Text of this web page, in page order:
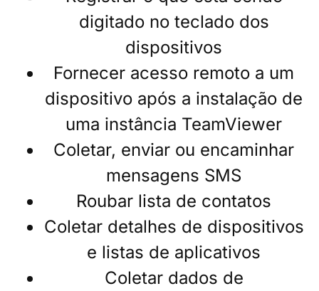
digitado no teclado dos
dispositivos
Fornecer acesso remoto a um
dispositivo após a instalação de
uma instância TeamViewer
Coletar, enviar ou encaminhar
mensagens SMS
Roubar lista de contatos
Coletar detalhes de dispositivos
e listas de aplicativos
Coletar dados de